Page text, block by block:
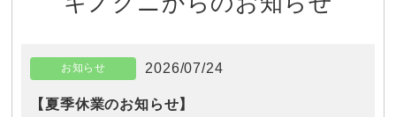
お知らせ 2026/07/24
【夏季休業のお知らせ】